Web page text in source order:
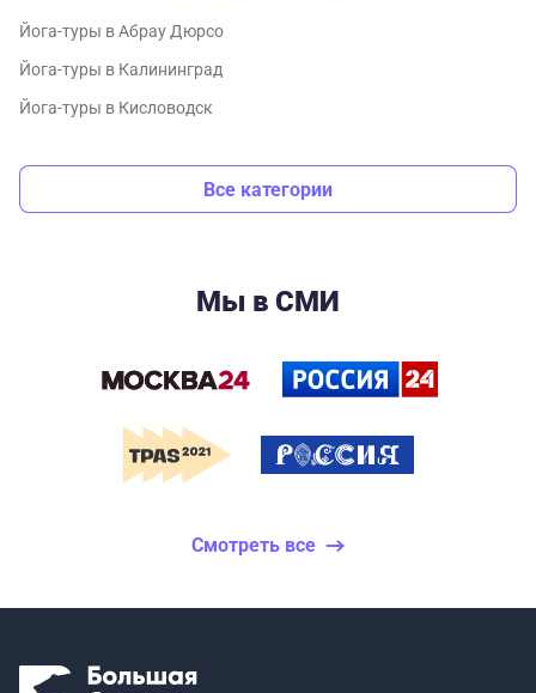
Йога-туры в Абрау Дюрсо
Йога-туры в Калининград
Йога-туры в Кисловодск
Все категории
Мы в СМИ
Смотреть все